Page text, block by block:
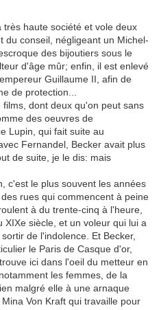
haute société et vole deux
du conseil, négligeant un Michel-
des bijoutiers sous le
d'âge mûr; enfin, il est enlevé
Guillaume II, afin de
de protection...
dont deux qu'on peut sans
des oeuvres de
Lupin, qui fait suite au
Fernandel, Becker avait plus
de suite, je le dis: mais
c'est le plus souvent les années
rues qui commencent à peine
à du trente-cinq à l'heure,
siècle, et un voleur qui lui a
de l'indolence. Et Becker,
le Paris de Casque d'or,
ici dans l'oeil du metteur en
les femmes, de la
malgré elle à une arnaque
Von Kraft qui travaille pour